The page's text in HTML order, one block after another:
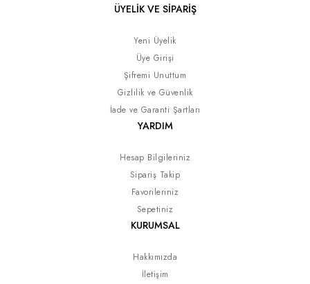
ÜYELİK VE SİPARİŞ
Yeni Üyelik
Üye Girişi
Şifremi Unuttum
Gizlilik ve Güvenlik
İade ve Garanti Şartları
YARDIM
Hesap Bilgileriniz
Sipariş Takip
Favorileriniz
Sepetiniz
KURUMSAL
Hakkımızda
İletişim